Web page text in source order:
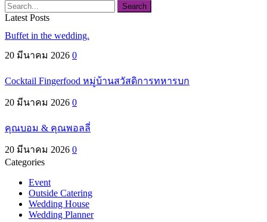
Search
Latest Posts
Buffet in the wedding.
20 มีนาคม 2026 0
Cocktail Fingerfood หมู่บ้านสวัสดิการทหารบก
20 มีนาคม 2026 0
คุณบอม & คุณพอลลี่
20 มีนาคม 2026 0
Categories
Event
Outside Catering
Wedding House
Wedding Planner